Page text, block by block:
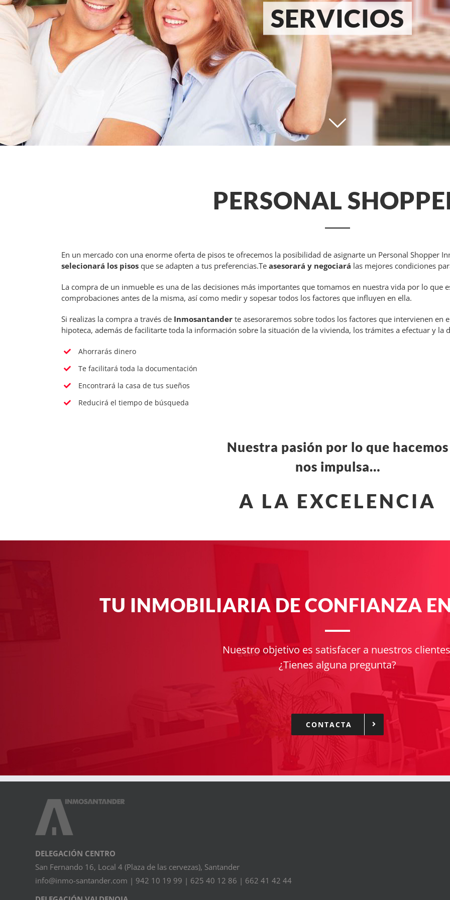
SERVICIOS
PERSONAL
En un mercado con una enorme oferta de pisos te ofrecemos la posibilidad de asignarte un Personal Shopper
selecionará los pisos que se adapten a tus preferencias.Te asesorará y negociará las mejores condiciones
La compra de un inmueble es una de las decisiones más importantes que tomamos en nuestra vida por lo que
comprobaciones antes de la misma, así como medir y sopesar todos los factores que influyen en ella.
Si realizas la compra a través de Inmosantander te asesoraremos sobre todos los factores que intervienen en
hipoteca, además de facilitarte toda la información sobre la situación de la vivienda, los trámites a efectuar y la
Ahorrarás dinero
Te facilitará toda la documentación
Encontrará la casa de tus sueños
Reducirá el tiempo de búsqueda
Nuestra pasión por lo que hacemos
nos impulsa…
A LA EXCELENCIA
TU INMOBILIARIA DE CONFIANZA
Nuestro objetivo es satisfacer a nuestros
¿Tienes alguna pregunta?
CONTACTA
DELEGACIÓN CENTRO
San Fernando 16, Local 4 (Plaza de las cervezas), Santander
info@inmo-santander.com | 942 10 19 99 | 625 40 12 86 | 662 41 42 44